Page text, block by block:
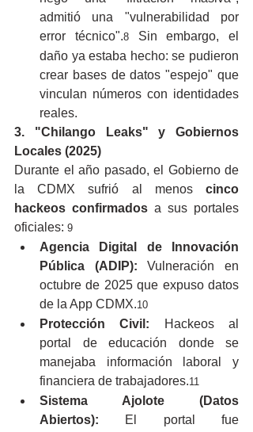
admitió una "vulnerabilidad por
error técnico".8 Sin embargo, el
daño ya estaba hecho: se pudieron
crear bases de datos "espejo" que
vinculan números con identidades
reales.
3. "Chilango Leaks" y Gobiernos
Locales (2025)
Durante el año pasado, el Gobierno de
la CDMX sufrió al menos cinco
hackeos confirmados a sus portales
oficiales: 9
Agencia Digital de Innovación
Pública (ADIP): Vulneración en
octubre de 2025 que expuso datos
de la App CDMX.10
Protección Civil: Hackeos al
portal de educación donde se
manejaba información laboral y
financiera de trabajadores.11
Sistema Ajolote (Datos
Abiertos): El portal fue